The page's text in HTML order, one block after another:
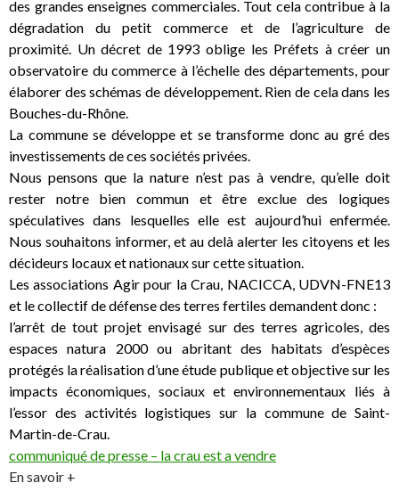
des grandes enseignes commerciales. Tout cela contribue à la
dégradation du petit commerce et de l’agriculture de
proximité. Un décret de 1993 oblige les Préfets à créer un
observatoire du commerce à l’échelle des départements, pour
élaborer des schémas de développement. Rien de cela dans les
Bouches-du-Rhône.
La commune se développe et se transforme donc au gré des
investissements de ces sociétés privées.
Nous pensons que la nature n’est pas à vendre, qu’elle doit
rester notre bien commun et être exclue des logiques
spéculatives dans lesquelles elle est aujourd’hui enfermée.
Nous souhaitons informer, et au delà alerter les citoyens et les
décideurs locaux et nationaux sur cette situation.
Les associations Agir pour la Crau, NACICCA, UDVN-FNE13
et le collectif de défense des terres fertiles demandent donc :
l’arrêt de tout projet envisagé sur des terres agricoles, des
espaces natura 2000 ou abritant des habitats d’espèces
protégés la réalisation d’une étude publique et objective sur les
impacts économiques, sociaux et environnementaux liés à
l’essor des activités logistiques sur la commune de Saint-
Martin-de-Crau.
communiqué de presse – la crau est a vendre
En savoir +